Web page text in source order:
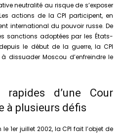
neutralité au risque de s’exposer
actions de la CPI participent, en
international du pouvoir russe. De
sanctions adoptées par les États-
le début de la guerre, la CPI
dissuader Moscou d’enfreindre le
d’une Cour
à plusieurs défis
1er juillet 2002, la CPI fait l’objet de